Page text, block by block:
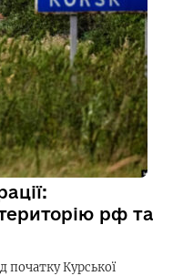
рф та
початку Курської